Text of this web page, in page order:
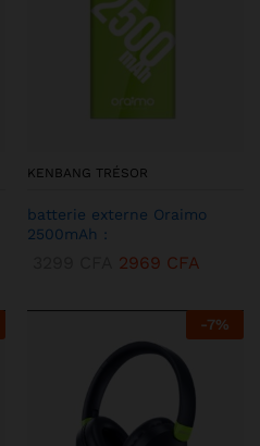
KENBANG TRÉSOR
batterie externe Oraimo
2500mAh :
2969 CFA
-7%